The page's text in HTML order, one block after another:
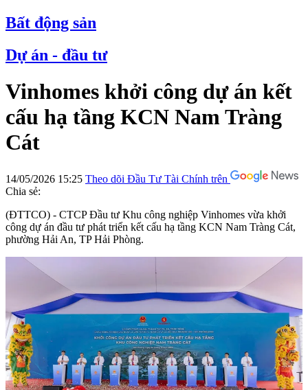
Bất động sản
Dự án - đầu tư
Vinhomes khởi công dự án kết
cấu hạ tầng KCN Nam Tràng
Cát
14/05/2026 15:25 Theo dõi Đầu Tư Tài Chính trên
Chia sẻ:
(ĐTTCO) - CTCP Đầu tư Khu công nghiệp Vinhomes vừa khởi
công dự án đầu tư phát triển kết cấu hạ tầng KCN Nam Tràng Cát,
phường Hải An, TP Hải Phòng.